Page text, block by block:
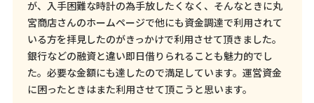
が、入手困難な時計の為手放したくなく、そんなときに丸
宮商店さんのホームページで他にも資金調達で利用されて
いる方を拝見したのがきっかけで利用させて頂きました。
銀行などの融資と違い即日借りられることも魅力的でし
た。必要な金額にも達したので満足しています。運営資金
に困ったときはまた利用させて頂こうと思います。